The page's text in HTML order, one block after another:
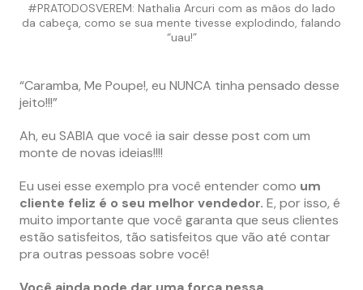
#PRATODOSVEREM: Nathalia Arcuri com as mãos do lado
da cabeça, como se sua mente tivesse explodindo, falando
“uau!”
“Caramba, Me Poupe!, eu NUNCA tinha pensado desse
jeito!!!”
Ah, eu SABIA que você ia sair desse post com um
monte de novas ideias!!!!
Eu usei esse exemplo pra você entender como um
cliente feliz é o seu melhor vendedor. E, por isso, é
muito importante que você garanta que seus clientes
estão satisfeitos, tão satisfeitos que vão até contar
pra outras pessoas sobre você!